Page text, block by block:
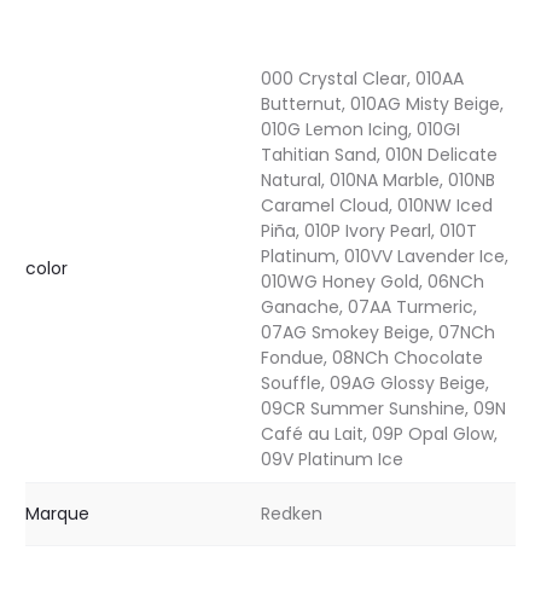
color
000 Crystal Clear, 010AA
Butternut, 010AG Misty Beige,
010G Lemon Icing, 010GI
Tahitian Sand, 010N Delicate
Natural, 010NA Marble, 010NB
Caramel Cloud, 010NW Iced
Piña, 010P Ivory Pearl, 010T
Platinum, 010VV Lavender Ice,
010WG Honey Gold, 06NCh
Ganache, 07AA Turmeric,
07AG Smokey Beige, 07NCh
Fondue, 08NCh Chocolate
Souffle, 09AG Glossy Beige,
09CR Summer Sunshine, 09N
Café au Lait, 09P Opal Glow,
09V Platinum Ice
Marque Redken